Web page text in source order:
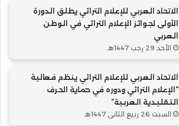
الاتحاد العربي للإعلام التراثي يطلق الدورة
الأولى لجوائز الإعلام التراثي في الوطن
العربي
الأحد 29 رجب 1447هـ
الاتحاد العربي للإعلام التراثي ينظم فعالية
“الإعلام التراثي ودوره في حماية الحرف
التقليدية العربية”
السبت 26 ربيع الثاني 1447هـ